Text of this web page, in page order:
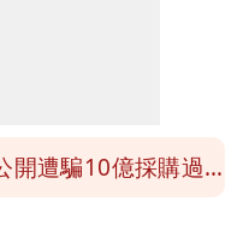
開遭騙10億採購過